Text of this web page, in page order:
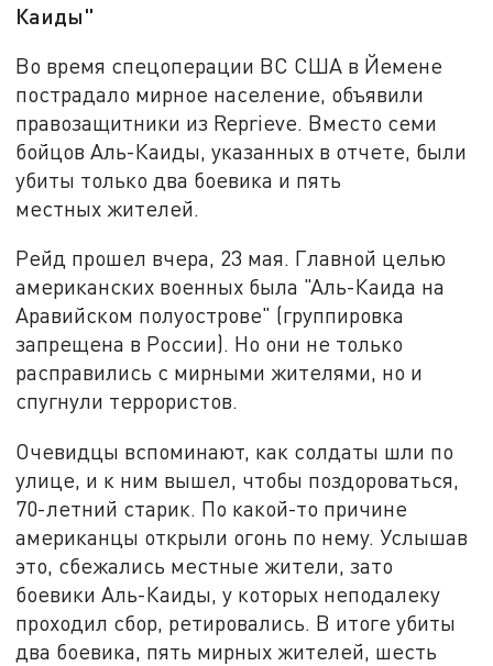
Каиды"
Во время спецоперации ВС США в Йемене
пострадало мирное население, объявили
правозащитники из Reprieve. Вместо семи
бойцов Аль-Каиды, указанных в отчете, были
убиты только два боевика и пять
местных жителей.
Рейд прошел вчера, 23 мая. Главной целью
американских военных была "Аль-Каида на
Аравийском полуострове" (группировка
запрещена в России). Но они не только
расправились с мирными жителями, но и
спугнули террористов.
Очевидцы вспоминают, как солдаты шли по
улице, и к ним вышел, чтобы поздороваться,
70-летний старик. По какой-то причине
американцы открыли огонь по нему. Услышав
это, сбежались местные жители, зато
боевики Аль-Каиды, у которых неподалеку
проходил сбор, ретировались. В итоге убиты
два боевика, пять мирных жителей, шесть